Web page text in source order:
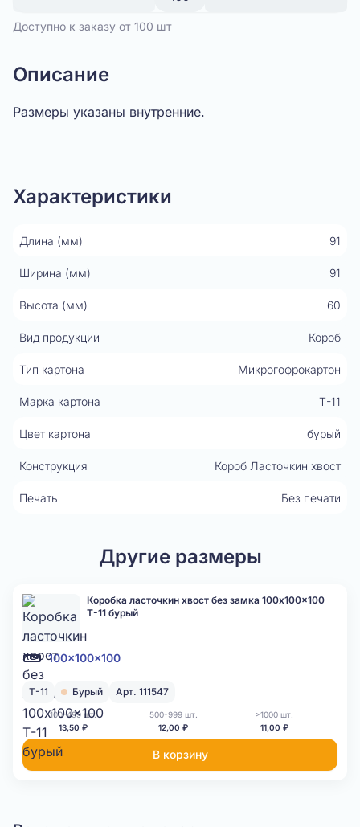
Доступно к заказу от 100 шт
Описание
Размеры указаны внутренние.
Характеристики
Длина (мм) 91
Ширина (мм) 91
Высота (мм) 60
Вид продукции Короб
Тип картона Микрогофрокартон
Марка картона Т-11
Цвет картона бурый
Конструкция Короб Ласточкин хвост
Печать Без печати
Другие размеры
100x100x100
Коробка ласточкин хвост без замка 100x100x100
Т-11 бурый
Т-11 Бурый Арт. 111547
100-499 шт.
13,50 ₽
500-999 шт.
12,00 ₽
>1000 шт.
11,00 ₽
В корзину